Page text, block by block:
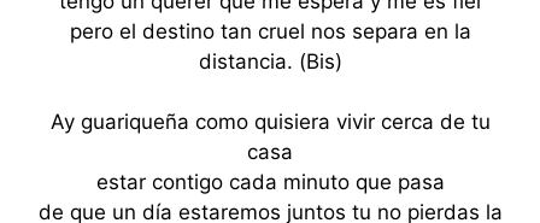
pero el destino tan cruel nos separa en la
distancia. (Bis)
Ay guariqueña como quisiera vivir cerca de tu
casa
estar contigo cada minuto que pasa
de que un día estaremos juntos tu no pierdas la